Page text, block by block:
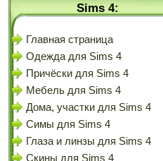
Sims 4:
Главная страница
Одежда для Sims 4
Причёски для Sims 4
Мебель для Sims 4
Дома, участки для Sims 4
Симы для Sims 4
Глаза и линзы для Sims 4
Скины для Sims 4